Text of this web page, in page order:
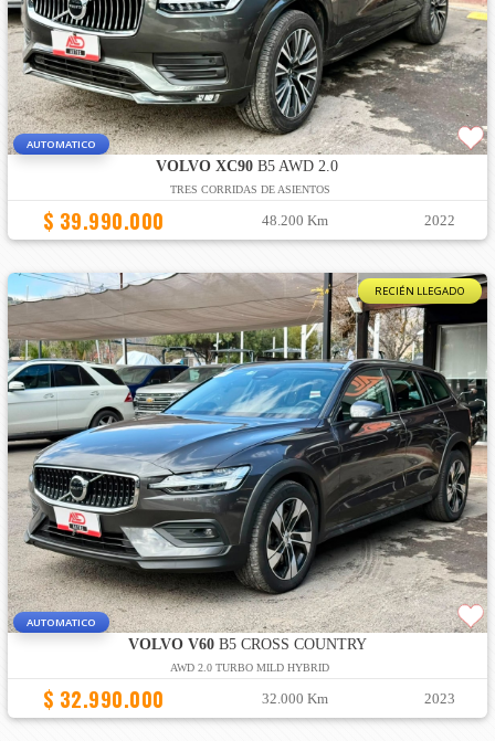
AUTOMATICO
VOLVO XC90 B5 AWD 2.0
TRES CORRIDAS DE ASIENTOS
$ 39.990.000 48.200 Km 2022
RECIÉN LLEGADO
AUTOMATICO
VOLVO V60B5 CROSS COUNTRY
AWD 2.0 TURBO MILD HYBRID
$ 32.990.000 32.000 Km 2023